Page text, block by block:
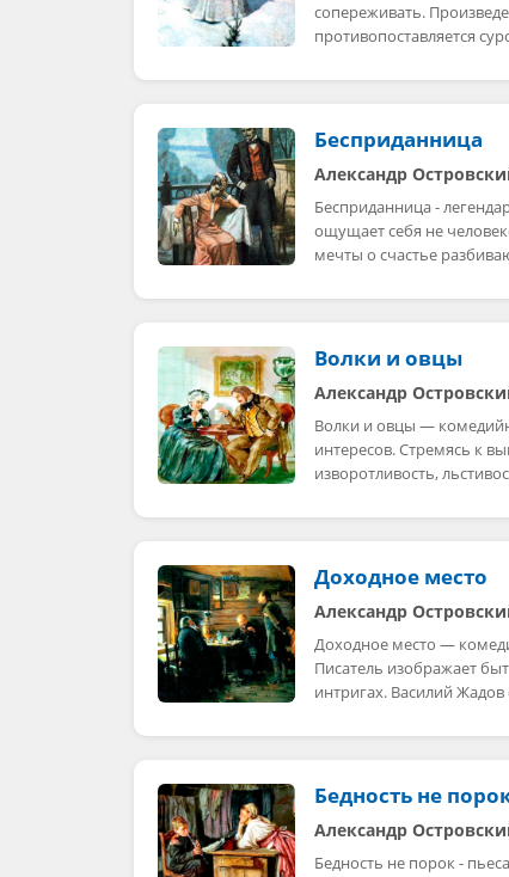
сопереживать.
противопоставляется
Бесприданница
Александр
Бесприданница -
ощущает себя не
мечты о счастье
Волки и овцы
Александр
Волки и овцы —
интересов. Стремясь к
изворотливость,
Доходное место
Александр
Доходное место —
Писатель изображает
интригах. Василий Жадов
Бедность не
Александр
Бедность не порок -